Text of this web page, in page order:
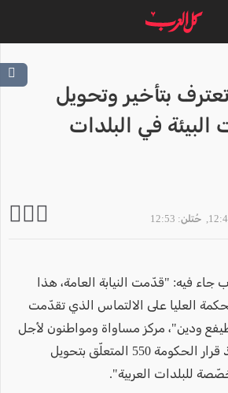
تعترف بتأخير وتحويل
البيئة في البلدات
, حُتلن: 12:53
جاء فيه: "قدّمت النيابة العامة، هذا
العليا على الالتماس الذي تقدّمت
ودين"، مركز مساواة ومواطنون لأجل
البيئة، بشأن عدم تنفيذ قرار الحكومة 550 المتعلّق بتحويل
للبلدات العربية".